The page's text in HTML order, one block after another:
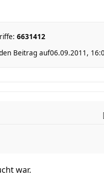
6631412
06.09.2011,
Beitrag auf
war.